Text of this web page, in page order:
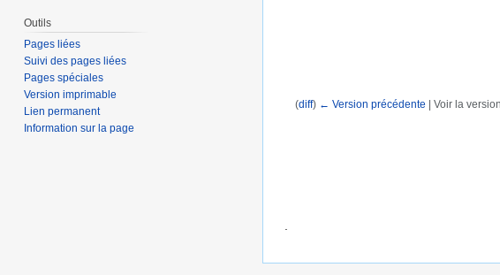
(diff) ← Version précédente | Voir la
Outils
Pages liées
Suivi des pages liées
Pages spéciales
Version imprimable
Lien permanent
Information sur la page